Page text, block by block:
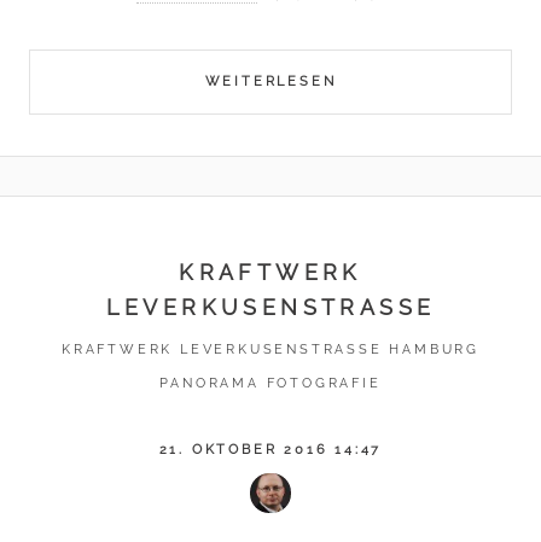
WEITERLESEN
KRAFTWERK
LEVERKUSENSTRASSE
KRAFTWERK LEVERKUSENSTRASSE HAMBURG P
ANORAMA FOTOGRAFIE
21. OKTOBER 2016 14:47